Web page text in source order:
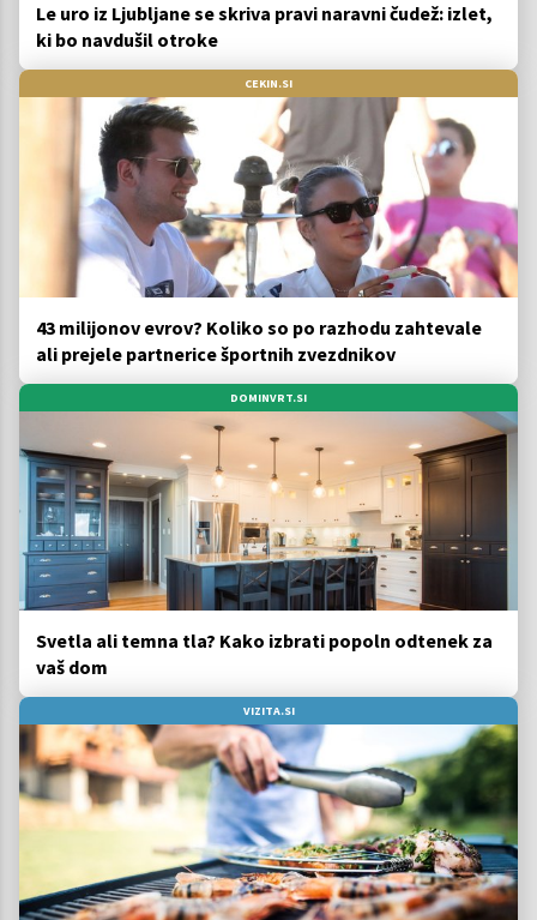
Le uro iz Ljubljane se skriva pravi naravni čudež: izlet,
ki bo navdušil otroke
CEKIN.SI
43 milijonov evrov? Koliko so po razhodu zahtevale
ali prejele partnerice športnih zvezdnikov
DOMINVRT.SI
Svetla ali temna tla? Kako izbrati popoln odtenek za
vaš dom
VIZITA.SI